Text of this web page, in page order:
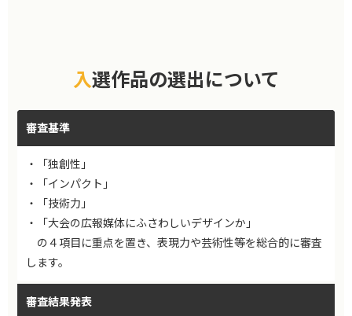
入選作品の選出について
審査基準
・「独創性」
・「インパクト」
・「技術力」
・「大会の広報媒体にふさわしいデザインか」
の４項目に重点を置き、表現力や芸術性等を総合的に審査
します。
審査結果発表